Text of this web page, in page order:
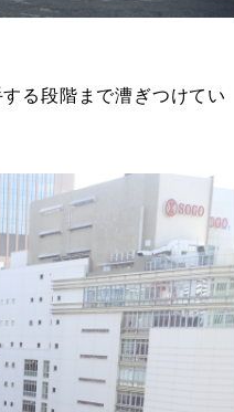
る段階まで漕ぎつけてい